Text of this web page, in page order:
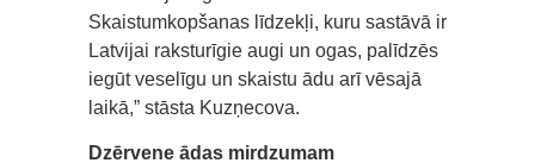
Skaistumkopšanas līdzekļi, kuru sastāvā ir
Latvijai raksturīgie augi un ogas, palīdzēs
iegūt veselīgu un skaistu ādu arī vēsajā
laikā,” stāsta Kuzņecova.
Dzērvene ādas mirdzumam